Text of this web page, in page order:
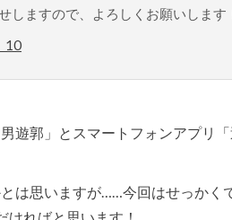
しますので、よろしくお願いします
10
遊郭」とスマートフォンアプリ
は思いますが……今回はせっかく
ればと思います！